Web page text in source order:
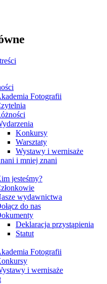
Fotografii
Konkursy
Warsztaty
Wystawy i wernisaże
i mniej znani
jesteśmy?
wydawnictwa
do nas
Deklaracja przystąpienia
Statut
Fotografii
i wernisaże